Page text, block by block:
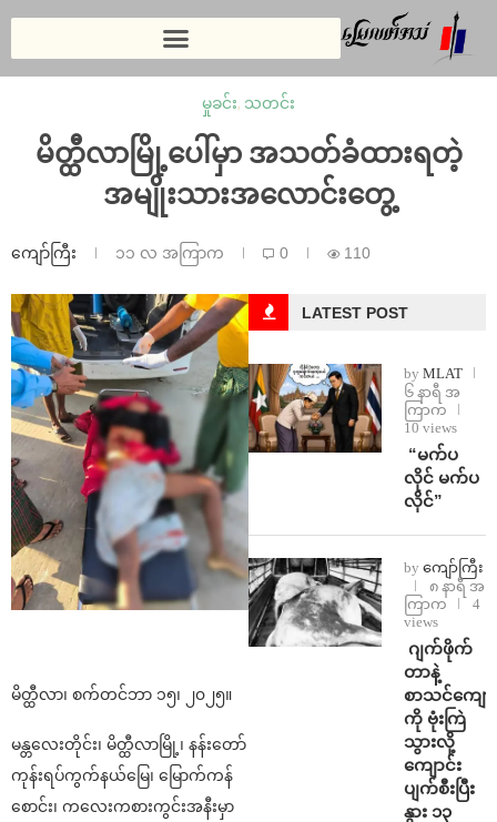
မှုခင်း, သတင်း
မိတ္ထီလာမြို့ပေါ်မှာ အသတ်ခံထားရတဲ့
အမျိုးသားအလောင်းတွေ့
ကျော်ကြီး ၁၁ လ အကြာက 0 110
မိတ္ထီလာ၊ စက်တင်ဘာ ၁၅၊ ၂၀၂၅။
မန္တလေးတိုင်း၊ မိတ္ထီလာမြို့၊ နန်းတော်
ကုန်းရပ်ကွက်နယ်မြေ၊ မြောက်ကန်
စောင်း၊ ကလေးကစားကွင်းအနီးမှာ
LATEST POST
by MLAT
၆ နာရီ အ
ကြာက
10 views
⁨ ⁨“မက်ပ
လိုင် မက်ပ
လိုင်”
by ကျော်ကြီး
၈ နာရီ အ
ကြာက
4
views
⁨⁩ ⁨ဂျက်ဖိုက်
တာနဲ့
စာသင်ကျော
ကို ဗုံးကြဲ
သွားလို့
ကျောင်း
ပျက်စီးပြီး
နွား ၁၃